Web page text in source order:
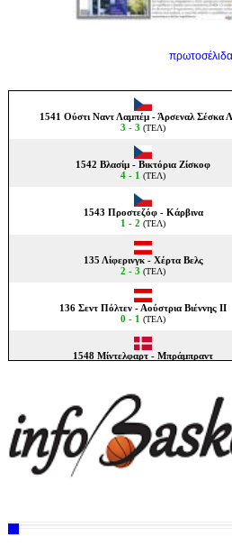
πρωτοσέλιδα